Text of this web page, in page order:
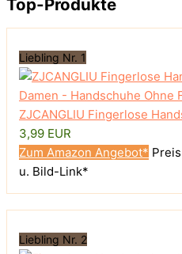
Top-Produkte
Liebling Nr. 1
ZJCANGLIU Fingerlose
3,99 EUR
Zum Amazon Angebot*
u. Bild-Link*
Liebling Nr. 2